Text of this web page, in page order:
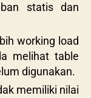
statis dan
working load
melihat table
digunakan.
memiliki nilai